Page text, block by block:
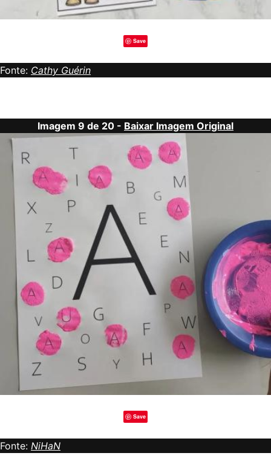
Save
Fonte: Cathy Guérin
Imagem 9 de 20 - Baixar Imagem Original
Save
Fonte: NiHaN